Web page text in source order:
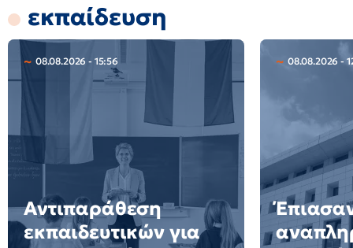
εκπαίδευση
08.08.2026 - 15:56
Αντιπαράθεση
εκπαιδευτικών για
08.08.2026 -